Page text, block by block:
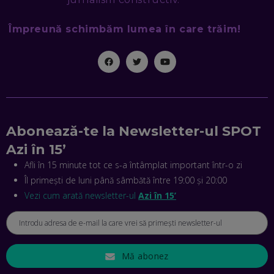
MIHAI CEPOI, JOBFUL: SCHIMBĂM MODUL ÎN CARE APLICI
DISPECERAT AUTOMAT DE PE PIAȚĂ! CUM POATE
REVOLUȚIONA LIVRĂRILE RAPIDE, DIN ROMÂNIA PÂNĂ ÎN
ASIA
EP. 43
MAI MEARGĂ PREA MULT CU MANȚOGĂRII! DACĂ NU NE
RESPECTĂM OBLIGAȚIILE EUROPENE, VOM AVEA
PROBLEME
EP. 42
Împreună schimbăm lumea în care trăim!
Abonează-te la Newsletter-ul SPOT
Azi în 15’
Afli în 15 minute tot ce s-a întâmplat important într-o zi
Îl primești de luni până sâmbătă între 19:00 și 20:00
Vezi cum arată newsletter-ul Azi în 15’
Mă abonez